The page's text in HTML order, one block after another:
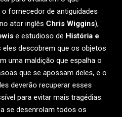
fornecedor de antiguidades
ator inglês Chris Wiggins),
e estudioso de História e
eles descobrem que os objetos
uma maldição que espalha o
que se apossam deles, e o
deverão recuperar esses
para evitar mais tragédias.
se desenrolam todos os